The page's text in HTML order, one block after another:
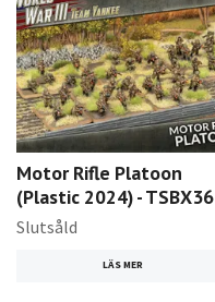
Motor Rifle Platoon
(Plastic 2024) - TSBX36
Slutsåld
LÄS MER